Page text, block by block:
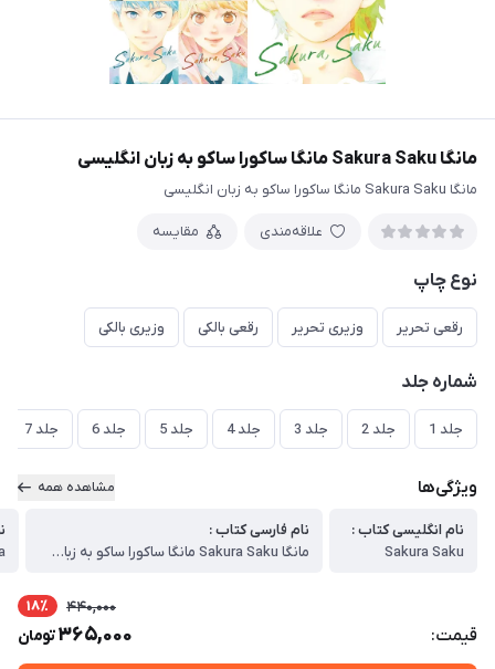
مانگا Sakura Saku مانگا ساکورا ساکو به زبان انگلیسی
مانگا Sakura Saku مانگا ساکورا ساکو به زبان انگلیسی
علاقه‌مندی مقایسه
نوع چاپ
رقعی تحریر وزیری تحریر رقعی بالکی وزیری بالکی
شماره جلد
جلد 1 جلد 2 جلد 3 جلد 4 جلد 5 جلد 6 جلد 7
ویژگی‌ها مشاهده همه
نام انگلیسی کتاب :
Sakura Saku
نام فارسی کتاب :
مانگا Sakura Saku مانگا ساکورا ساکو به زبان انگلیسی
قیمت:
440,000 18٪
365,000تومان